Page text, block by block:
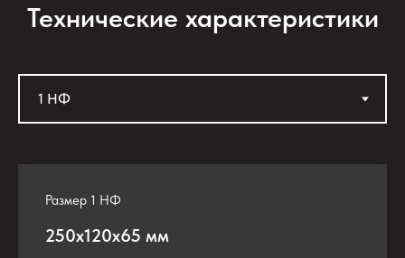
Технические характеристики
Размер 1 НФ
250х120х65 мм